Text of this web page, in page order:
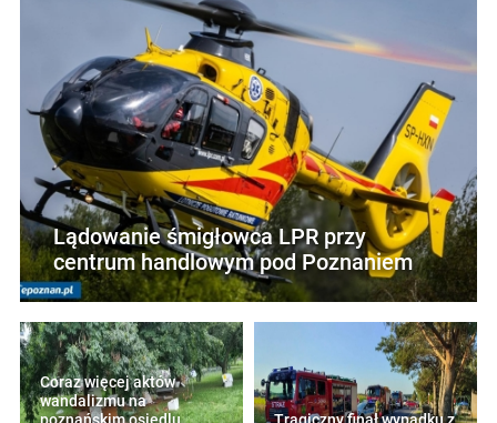
Lądowanie śmigłowca LPR przy
centrum handlowym pod Poznaniem
Coraz więcej aktów
wandalizmu na